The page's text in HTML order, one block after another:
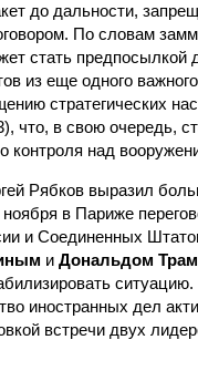
до дальности,
По словам
стать предпосылкой
из еще одного
стратегических
что, в свою очередь,
контроля над
Рябков выразил
в Париже
и Соединенных
и Дональдом
иностранных дел
встречи двух